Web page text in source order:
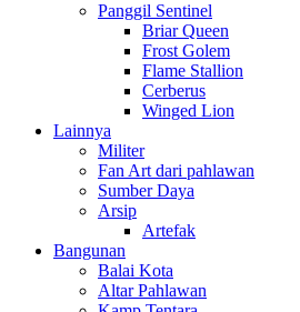
Panggil Sentinel
Briar Queen
Frost Golem
Flame Stallion
Cerberus
Winged Lion
Lainnya
Militer
Fan Art dari pahlawan
Sumber Daya
Arsip
Artefak
Bangunan
Balai Kota
Altar Pahlawan